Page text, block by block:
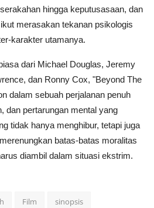
hingga keputusasaan, dan
merasakan tekanan psikologis
karakter utamanya.
dari Michael Douglas, Jeremy
dan Ronny Cox, "Beyond The
dalam sebuah perjalanan penuh
dan pertarungan mental yang
tidak hanya menghibur, tetapi juga
batas-batas moralitas
diambil dalam situasi ekstrim.
Film sinopsis